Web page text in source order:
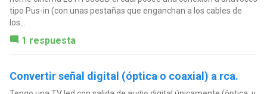
tipo Pus-in (con unas pestañas que enganchan a los cables de
los...
1 respuesta
Convertir señal digital (óptica o coaxial) a rca.